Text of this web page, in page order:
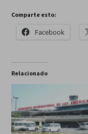
Comparte esto:
Facebook
Relacionado